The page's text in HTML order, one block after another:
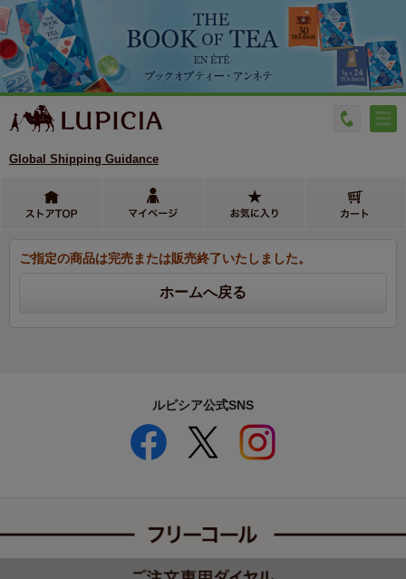
Global Shipping Guidance
ご指定の商品は完売または販売終了いたしました。
ルピシア公式SNS